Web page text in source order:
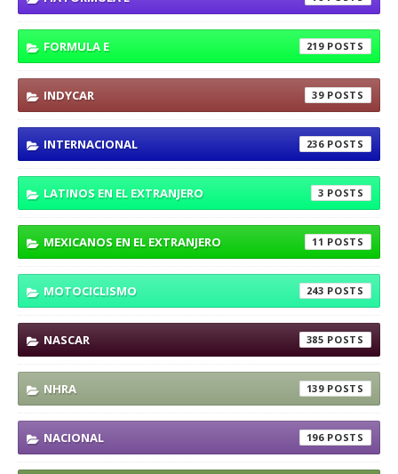
FORMULA E 219
INDYCAR 39
INTERNACIONAL 236
LATINOS EN EL EXTRANJERO 3
MEXICANOS EN EL EXTRANJERO 11
MOTOCICLISMO 243
NASCAR 385
NHRA 139
NACIONAL 196